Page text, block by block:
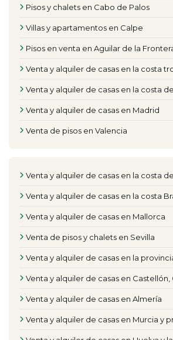
Pisos y chalets en Cabo de Palos
Villas y apartamentos en Calpe
Pisos en venta en Aguilar de la
Venta y alquiler de casas en la costa
Venta y alquiler de casas en la costa
Venta y alquiler de casas en Madrid
Venta de pisos en Valencia
Venta y alquiler de casas en la costa
Venta y alquiler de casas en la costa
Venta y alquiler de casas en Mallorca
Venta de pisos y chalets en Sevilla
Venta y alquiler de casas en la
Venta y alquiler de casas en Castellón,
Venta y alquiler de casas en Almería
Venta y alquiler de casas en Murcia y